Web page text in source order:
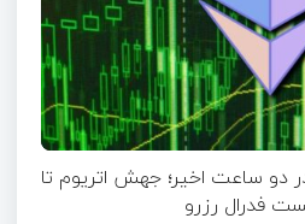
در دو ساعت اخیر؛ جهش اتریوم تا